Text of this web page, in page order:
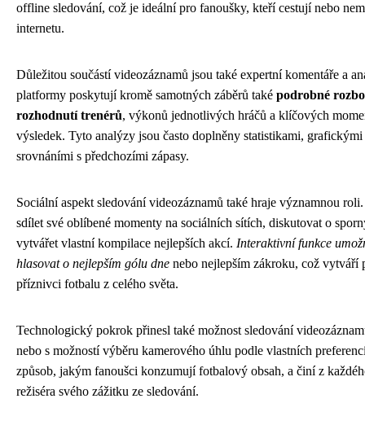
offline sledování, což je ideální pro fanoušky, kteří cestují nebo
internetu.
Důležitou součástí videozáznamů jsou také expertní komentáře a
platformy poskytují kromě samotných záběrů také podrobné
rozhodnutí trenérů, výkonů jednotlivých hráčů a klíčových
výsledek. Tyto analýzy jsou často doplněny statistikami, grafickými
srovnáními s předchozími zápasy.
Sociální aspekt sledování videozáznamů také hraje významnou
sdílet své oblíbené momenty na sociálních sítích, diskutovat o
vytvářet vlastní kompilace nejlepších akcí. Interaktivní funkce
hlasovat o nejlepším gólu dne nebo nejlepším zákroku, což vytváří
příznivci fotbalu z celého světa.
Technologický pokrok přinesl také možnost sledování
nebo s možností výběru kamerového úhlu podle vlastních
způsob, jakým fanoušci konzumují fotbalový obsah, a činí z
režiséra svého zážitku ze sledování.